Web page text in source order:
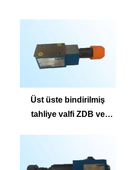
Üst üste bindirilmiş
tahliye valfi ZDB ve
ZDB/Z2DB6DA-1-2X/315.